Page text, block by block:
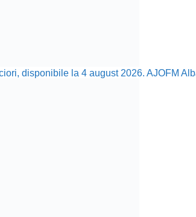
disponibile la 4 august 2026. AJOFM